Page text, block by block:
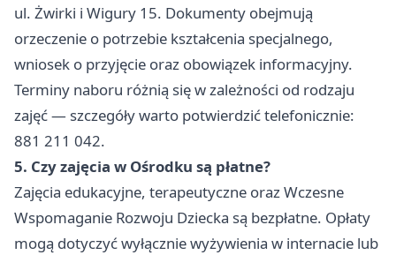
ul. Żwirki i Wigury 15. Dokumenty obejmują
orzeczenie o potrzebie kształcenia specjalnego,
wniosek o przyjęcie oraz obowiązek informacyjny.
Terminy naboru różnią się w zależności od rodzaju
zajęć — szczegóły warto potwierdzić telefonicznie:
881 211 042.
5. Czy zajęcia w Ośrodku są płatne?
Zajęcia edukacyjne, terapeutyczne oraz Wczesne
Wspomaganie Rozwoju Dziecka są bezpłatne. Opłaty
mogą dotyczyć wyłącznie wyżywienia w internacie lub